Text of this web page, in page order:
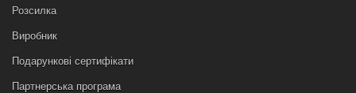
Розсилка
Виробник
Подарункові сертифікати
Партнерська програма